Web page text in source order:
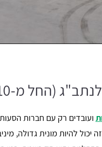
(החל מ-10 נוסעים)
ועובדים רק עם חברות
יכול להיות מונית גדולה,